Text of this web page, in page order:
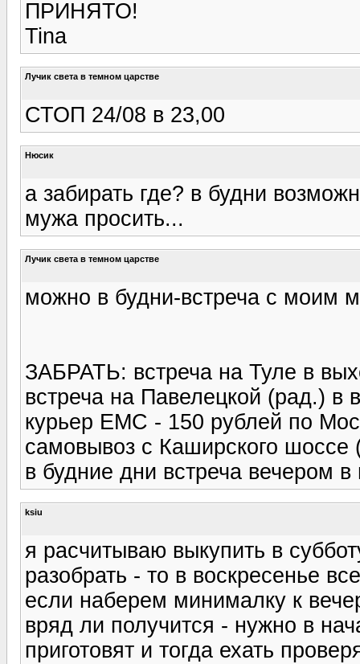
ПРИНЯТО!
Tina
Лучик света в темном царстве
СТОП 24/08 в 23,00
Нюсик
а забирать где? в будни
мужа просить...
Лучик света в темном царстве
можно в будни-встреча с моим
ЗАБРАТЬ: встреча на Туле в
встреча на Павелецкой (рад.) в
курьер ЕМС - 150 рублей по
самовывоз с Каширского шоссе
в будние дни встреча вечером в
ksiu
я расчитываю выкупить в
разобрать - то в воскресенье
если наберем минималку к
вряд ли получится - нужно в
приготовят и тогда ехать